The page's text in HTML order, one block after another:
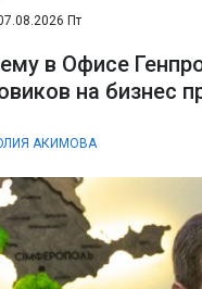
Пт
в Офисе
на бизнес
АКИМОВА